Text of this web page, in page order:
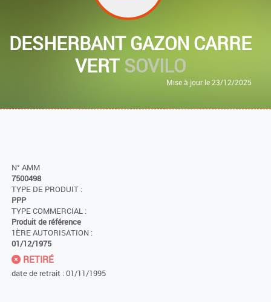
DESHERBANT GAZON CARRE
VERTSOVILO
Mise à jour le 23/12/2025
N° AMM
7500498
TYPE DE PRODUIT :
PPP
TYPE COMMERCIAL :
Produit de référence
1ÈRE AUTORISATION :
01/12/1975
RETIRÉ
date de retrait : 01/11/1995